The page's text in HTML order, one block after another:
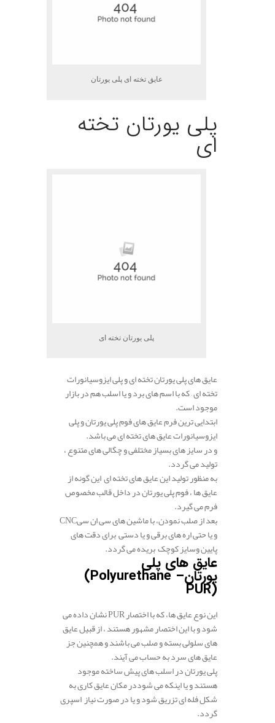
عایق تخته ای پلی یورتان
پلی یورتان تخته
ای
پلی یورتان تخته ای
عایق های پلی یورتان تخته ای و پلی ایزوسیانورات
تخته ای – که با اسم های برد و یا اسلب هم در بازار
موجود است.
ابتدایی ترین فرم عایق های فوم پلی یورتان و پلی
ایزوسیانورات عایق های تخته ای می باشد.
و در سایز های بسیاز مختلفی و چگالی های متنوع ،
تولید می گردد.
به منظور تولید این عایق های تخته ای این گونه از
عایق ها ، فوم پلی یورتان در داخل قالب مخصوص
فرم می گیرد.
بعد از صلب نمودن، با ماشین های سی ان سیCNC
و یا حتی اره های برقی و یا دستی برای دقت های
پایین وسایز کوچک بریده می گردد.
عایق های پلی
یورتان(Polyurethane –
PUR)
این نوع عایق ها، که با اختصارPURنشان داده می
شود و با این اختصار مشهور هستند ، از قبیل عایق
های سلولی بسته و صلب می باشند و همچنین جز
عایق های سرد به حساب می آیند.
پلی یورتان در اسلب های پیش ساخته موجود
هستند و یا اینکه می­ شوددر مکان عایق کاری به
شکل فله ای تزریق شود و یا در صورت نیاز اسپری
گردد.